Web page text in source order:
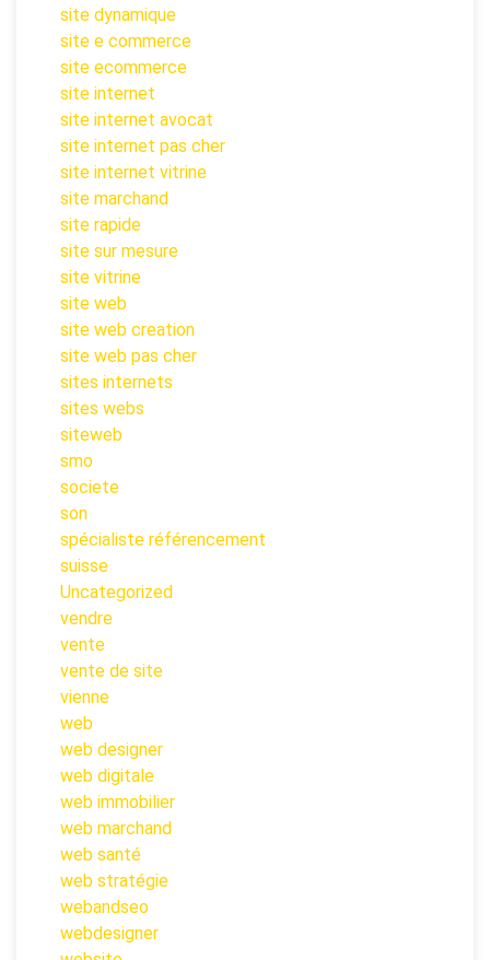
site dynamique
site e commerce
site ecommerce
site internet
site internet avocat
site internet pas cher
site internet vitrine
site marchand
site rapide
site sur mesure
site vitrine
site web
site web creation
site web pas cher
sites internets
sites webs
siteweb
smo
societe
son
spécialiste référencement
suisse
Uncategorized
vendre
vente
vente de site
vienne
web
web designer
web digitale
web immobilier
web marchand
web santé
web stratégie
webandseo
webdesigner